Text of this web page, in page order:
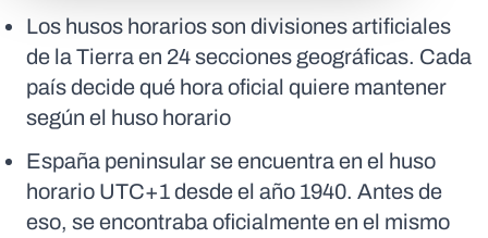
Los husos horarios son divisiones artificiales
de la Tierra en 24 secciones geográficas. Cada
país decide qué hora oficial quiere mantener
según el huso horario
España peninsular se encuentra en el huso
horario UTC+1 desde el año 1940. Antes de
eso, se encontraba oficialmente en el mismo